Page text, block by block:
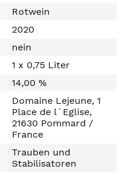
Rotwein
2020
nein
1 x 0,75 Liter
14,00 %
Domaine Lejeune, 1
Place de l´Eglise,
21630 Pommard /
France
Trauben und
Stabilisatoren